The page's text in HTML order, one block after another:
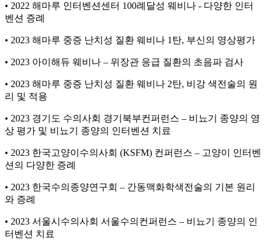
• 2022 해마루 인터벤션센터 100례달성 웨비나 - 다양한 인터
벤션 증례
• 2023 해마루 중증 난치성 질환 웨비나 1탄, 부신의 영상평가
• 2023 아이해듀 웨비나 – 위장관 응급 질환의 초음파 검사
• 2023 해마루 중증 난치성 질환 웨비나 2탄, 비강 색전술의 원
리 및 적용
• 2023 경기도 수의사회 경기북부컨퍼런스 – 비뇨기 종양의 영
상 평가 및 비뇨기 종양의 인터벤션 치료
• 2023 한국고양이수의사회 (KSFM) 컨퍼런스 – 고양이 인터벤
션의 다양한 증례
• 2023 한국수의종양연구회 – 간동맥화학색전술의 기본 원리
와 증례
• 2023 서울시수의사회 서울수의컨퍼런스 – 비뇨기 종양의 인
터벤션 치료